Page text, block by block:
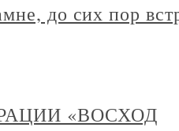
до сих пор
«ВОСХОД